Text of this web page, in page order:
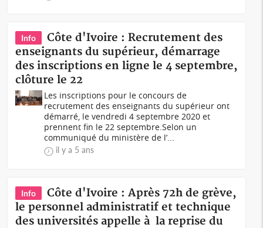
Info
Côte d'Ivoire : Recrutement des
enseignants du supérieur, démarrage
des inscriptions en ligne le 4 septembre,
clôture le 22
Les inscriptions pour le concours de
recrutement des enseignants du supérieur ont
démarré, le vendredi 4 septembre 2020 et
prennent fin le 22 septembre.Selon un
communiqué du ministère de l’...
il y a 5 ans
Info
Côte d'Ivoire : Après 72h de grève,
le personnel administratif et technique
des universités appelle à la reprise du